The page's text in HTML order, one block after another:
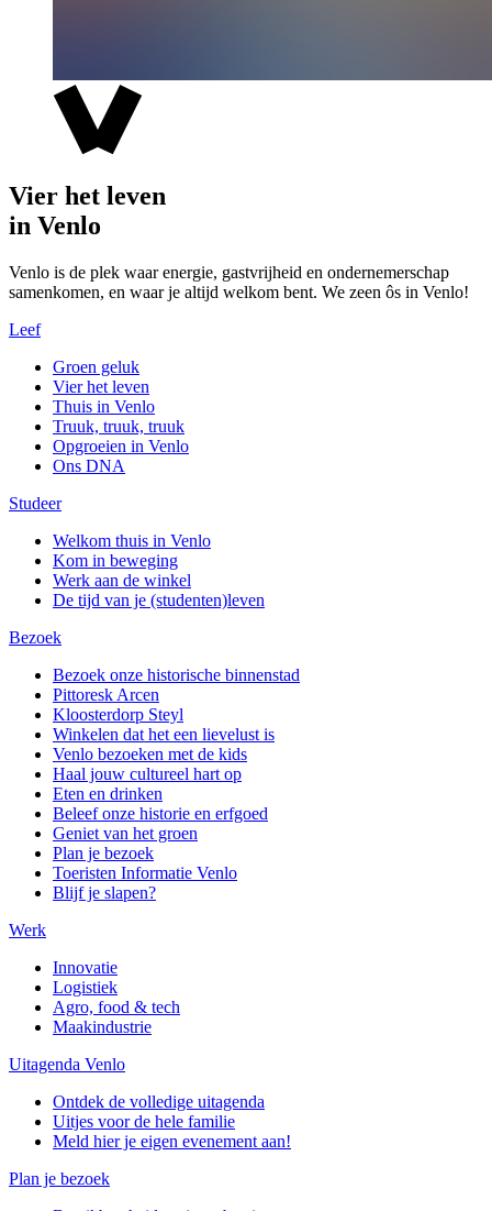
Vier het leven
in Venlo
Venlo is de plek waar energie, gastvrijheid en ondernemerschap
samenkomen, en waar je altijd welkom bent. We zeen ôs in Venlo!
Leef
Groen geluk
Vier het leven
Thuis in Venlo
Truuk, truuk, truuk
Opgroeien in Venlo
Ons DNA
Studeer
Welkom thuis in Venlo
Kom in beweging
Werk aan de winkel
De tijd van je (studenten)leven
Bezoek
Bezoek onze historische binnenstad
Pittoresk Arcen
Kloosterdorp Steyl
Winkelen dat het een lievelust is
Venlo bezoeken met de kids
Haal jouw cultureel hart op
Eten en drinken
Beleef onze historie en erfgoed
Geniet van het groen
Plan je bezoek
Toeristen Informatie Venlo
Blijf je slapen?
Werk
Innovatie
Logistiek
Agro, food & tech
Maakindustrie
Uitagenda Venlo
Ontdek de volledige uitagenda
Uitjes voor de hele familie
Meld hier je eigen evenement aan!
Plan je bezoek